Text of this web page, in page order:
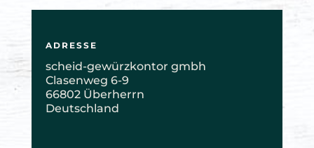
ADRESSE
scheid-gewürzkontor gmbh
Clasenweg 6-9
66802 Überherrn
Deutschland